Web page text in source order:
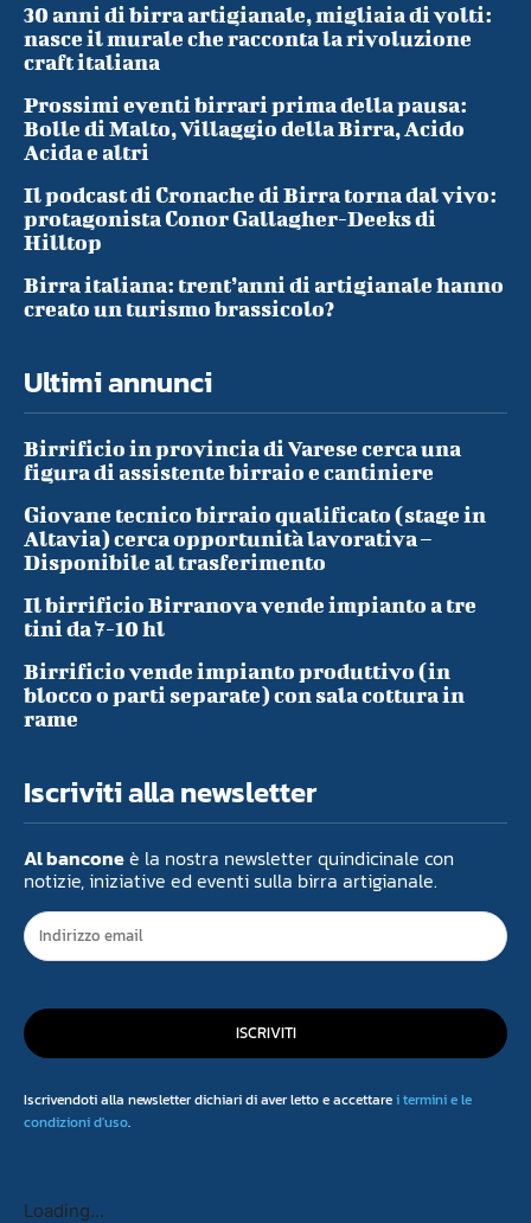
30 anni di birra artigianale, migliaia di volti:
nasce il murale che racconta la rivoluzione
craft italiana
Prossimi eventi birrari prima della pausa:
Bolle di Malto, Villaggio della Birra, Acido
Acida e altri
Il podcast di Cronache di Birra torna dal vivo:
protagonista Conor Gallagher-Deeks di
Hilltop
Birra italiana: trent’anni di artigianale hanno
creato un turismo brassicolo?
Ultimi annunci
Birrificio in provincia di Varese cerca una
figura di assistente birraio e cantiniere
Giovane tecnico birraio qualificato (stage in
Altavia) cerca opportunità lavorativa –
Disponibile al trasferimento
Il birrificio Birranova vende impianto a tre
tini da 7-10 hl
Birrificio vende impianto produttivo (in
blocco o parti separate) con sala cottura in
rame
Iscriviti alla newsletter
Al banconeè la nostra newsletter quindicinale con
notizie, iniziative ed eventi sulla birra artigianale.
ISCRIVITI
Iscrivendoti alla newsletter dichiari di aver letto e accettarei termini e le
condizioni d'uso.
Loading...